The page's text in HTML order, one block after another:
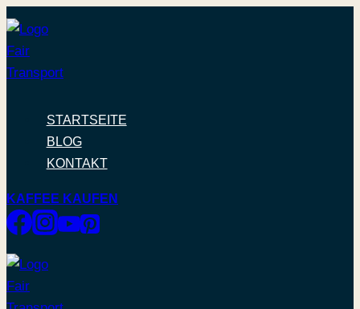
Zum
Inhalt
springen
STARTSEITE
BLOG
KONTAKT
KAFFEE KAUFEN